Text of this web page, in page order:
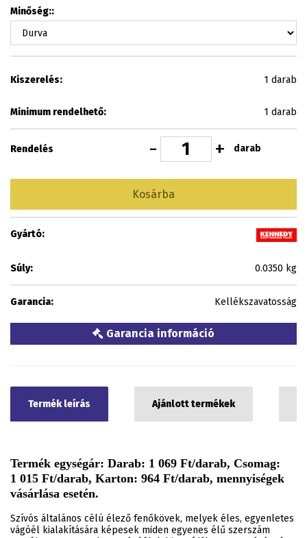
Minőség::
Kiszerelés: 1 darab
Minimum rendelhető: 1 darab
Rendelés - + darab
Kosárba
Gyártó:
Súly: 0.0350 kg
Garancia: Kellékszavatosság
Garancia információ
Termék leírás Ajánlott termékek
Termék egységár: Darab: 1 069 Ft/darab, Csomag:
1 015 Ft/darab, Karton: 964 Ft/darab, mennyiségek
vásárlása esetén.
Szívós általános célú élező fenőkövek, melyek éles, egyenletes
vágóél kialakítására képesek miden egyenes élű szerszám